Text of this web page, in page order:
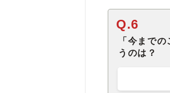
Q.6
「今まで
うのは？